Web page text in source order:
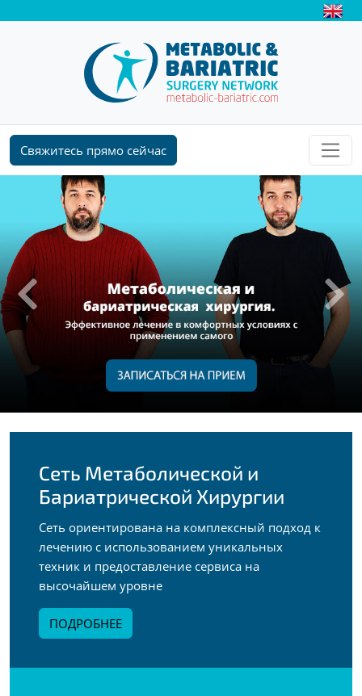
Свяжитесь прямо сейчас
Previous Next
Сеть Метаболической и
Бариатрической Хирургии
Сеть ориентирована на комплексный подход к
лечению с использованием уникальных
техник и предоставление сервиса на
высочайшем уровне
ПОДРОБНЕЕ